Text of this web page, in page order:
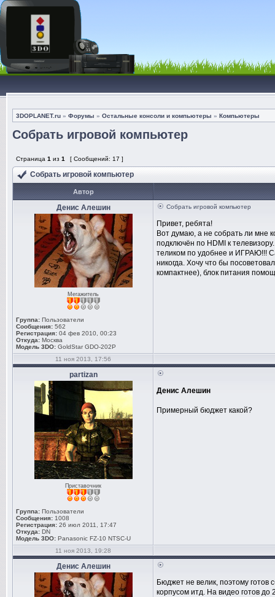
3DOPLANET.ru » Форумы » Остальные консоли и компьютеры » Компьютеры
Собрать игровой компьютер
Страница 1 из 1 [ Сообщений: 17 ]
Собрать игровой компьютер
Автор
Денис Алешин
Мегажитель
Группа: Пользователи
Сообщения: 562
Регистрация: 04 фев 2010, 00:23
Откуда: Москва
Модель 3DO: GoldStar GDO-202P
Собрать игровой компьютер
Привет, ребята!
Вот думаю, а не собрать ли мне
подключён по HDMI к
теликом по удобнее и ИГРАЮ!!!
никогда. Хочу что бы
компактнее), блок питания
11 ноя 2013, 17:56
partizan
Приставочник
Группа: Пользователи
Сообщения: 1008
Регистрация: 26 июл 2011, 17:47
Откуда: DN
Модель 3DO: Panasonic FZ-10 NTSC-U
Денис Алешин
Примерный бюджет какой?
11 ноя 2013, 19:28
Денис Алешин
Бюджет не велик, поэтому готов
корпусом итд. На видео готов